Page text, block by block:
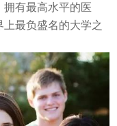
有最高水平的医
最负盛名的大学之